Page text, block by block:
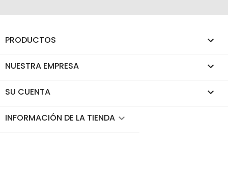
PRODUCTOS 
NUESTRA EMPRESA 
SU CUENTA 
INFORMACIÓN DE LA TIENDA keyboard_arrow_down